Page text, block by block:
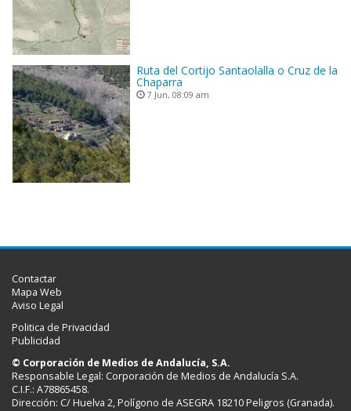
Ruta del Cortijo Santaolalla o Cruz de la
Chaparra
7 Jun, 08:09 am
Contactar
Mapa Web
Aviso Legal
Politica de Privacidad
Publicidad
© Corporación de Medios de Andalucía, S.A.
Responsable Legal: Corporación de Medios de Andalucía S.A.
C.I.F.: A78865458.
Dirección: C/ Huelva 2, Polígono de ASEGRA 18210 Peligros (Granada).